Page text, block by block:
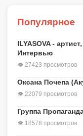
Популярное
ILYASOVA -
Интервью
👁 27423 просмотров
Оксана Почепа
👁 22079 просмотров
Группа
👁 18578 просмотров